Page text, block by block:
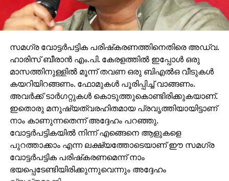
സമഗ്ര വോട്ടര്‍പട്ടിക പരിഷ്‌കരണത്തിനെതിരെ അഡ്വ.
ഹാരിസ് ബീരാന്‍ എം.പി. കേരളത്തില്‍ ഇപ്പോള്‍ ഒരു
മാസത്തിനുള്ളില്‍ മൂന്ന് തവണ ഒരു ബിഎല്‍ഒ വീടുകള്‍
കയറിയിറങ്ങണം. ഫോമുകള്‍ പൂരിപ്പിച്ച് വാങ്ങണം.
അവര്‍ക്ക് ടാര്‍ഗറ്റുകള്‍ കൊടുത്തുകൊണ്ടിരിക്കുകയാണ്.
ഇതൊരു മനുഷ്യത്വരഹിതമായ പ്രവൃത്തിയായിട്ടാണ്
നാം കാണുന്നതെന്ന് അദ്ദേഹം പറഞ്ഞു.
വോട്ടര്‍പട്ടികയില്‍ നിന്ന് എങ്ങെനെ ആളുകളെ
പുറത്താക്കാം എന്ന ലക്ഷ്യത്തോടെയാണ് ഈ സമഗ്ര
വോട്ടര്‍പട്ടിക പരിഷ്‌കരണമെന്ന് നാം
ഭയപ്പെടേണ്ടിയിരിക്കുന്നുവെന്നും അദ്ദേഹം